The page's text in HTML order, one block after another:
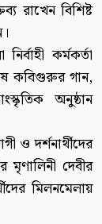
রাখেন বিশিষ্ট
কর্মকর্তা
কবিগুরুর গান,
অনুষ্ঠান
ও দর্শনার্থীদের
দেবীর
মিলনমেলায়